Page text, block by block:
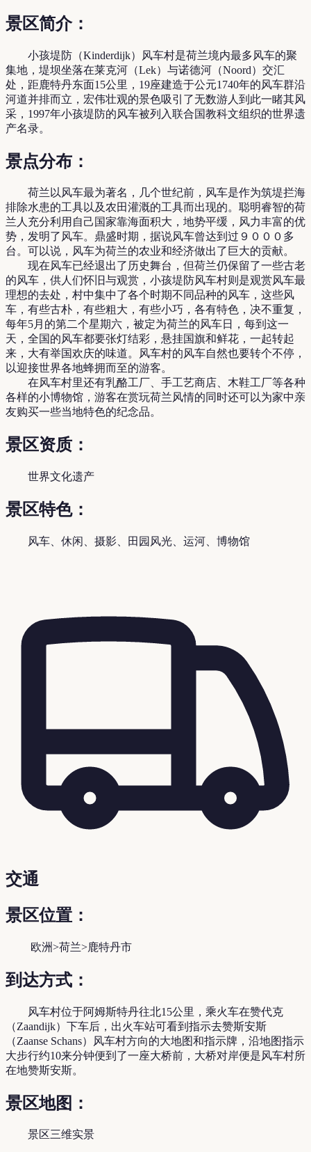
景区简介：
小孩堤防（Kinderdijk）风车村是荷兰境内最多风车的聚
集地，堤坝坐落在莱克河（Lek）与诺德河（Noord）交汇
处，距鹿特丹东面15公里，19座建造于公元1740年的风车群沿
河道并排而立，宏伟壮观的景色吸引了无数游人到此一睹其风
采，1997年小孩堤防的风车被列入联合国教科文组织的世界遗
产名录。
景点分布：
荷兰以风车最为著名，几个世纪前，风车是作为筑堤拦海
排除水患的工具以及农田灌溉的工具而出现的。聪明睿智的荷
兰人充分利用自己国家靠海面积大，地势平缓，风力丰富的优
势，发明了风车。鼎盛时期，据说风车曾达到过９０００多
台。可以说，风车为荷兰的农业和经济做出了巨大的贡献。
现在风车已经退出了历史舞台，但荷兰仍保留了一些古老
的风车，供人们怀旧与观赏，小孩堤防风车村则是观赏风车最
理想的去处，村中集中了各个时期不同品种的风车，这些风
车，有些古朴，有些粗大，有些小巧，各有特色，决不重复，
每年5月的第二个星期六，被定为荷兰的风车日，每到这一
天，全国的风车都要张灯结彩，悬挂国旗和鲜花，一起转起
来，大有举国欢庆的味道。风车村的风车自然也要转个不停，
以迎接世界各地蜂拥而至的游客。
在风车村里还有乳酪工厂、手工艺商店、木鞋工厂等各种
各样的小博物馆，游客在赏玩荷兰风情的同时还可以为家中亲
友购买一些当地特色的纪念品。
景区资质：
世界文化遗产
景区特色：
风车、休闲、摄影、田园风光、运河、博物馆
交通
景区位置：
欧洲>荷兰>鹿特丹市
到达方式：
风车村位于阿姆斯特丹往北15公里，乘火车在赞代克
（Zaandijk）下车后，出火车站可看到指示去赞斯安斯
（Zaanse Schans）风车村方向的大地图和指示牌，沿地图指示
大步行约10来分钟便到了一座大桥前，大桥对岸便是风车村所
在地赞斯安斯。
景区地图：
景区三维实景